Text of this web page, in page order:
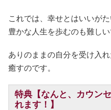
これでは、幸せとはいいがた
豊かな人生を歩むのも難しい
ありのままの自分を受け入
癒すのです。
特典【なんと、カウン
れます！】